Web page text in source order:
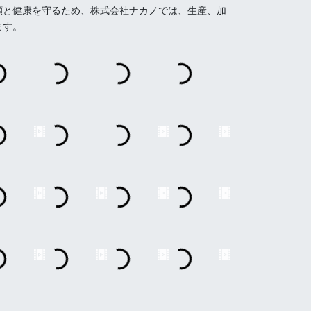
健康を守るため、株式会社ナカノでは、生産、加
。